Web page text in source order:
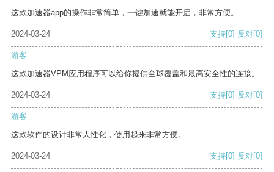
这款加速器app的操作非常简单，一键加速就能开启，非常方便。
2024-03-24 支持[0] 反对[0]
游客
这款加速器VPM应用程序可以给你提供全球覆盖和最高安全性的连接。
2024-03-24 支持[0] 反对[0]
游客
这款软件的设计非常人性化，使用起来非常方便。
2024-03-24 支持[0] 反对[0]